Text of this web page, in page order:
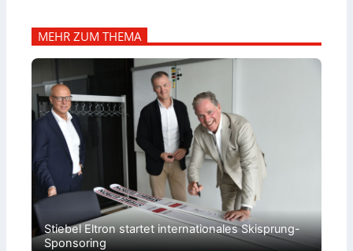
MEHR ZUM THEMA
Stiebel Eltron startet internationales Skisprung-
Sponsoring